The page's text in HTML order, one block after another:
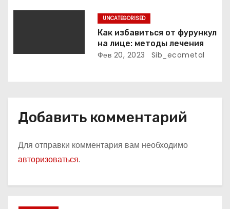
я
UNCATEGORISED
Как избавиться от фурункул
на лице: методы лечения
Фев 20, 2023 Sib_ecometal
Добавить комментарий
Для отправки комментария вам необходимо
авторизоваться.